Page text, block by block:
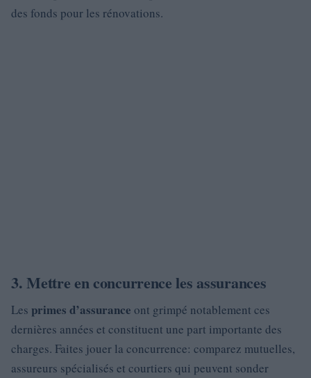
des fonds pour les rénovations.
3. Mettre en concurrence les assurances
Les primes d’assurance ont grimpé notablement ces
dernières années et constituent une part importante des
charges. Faites jouer la concurrence: comparez mutuelles,
assureurs spécialisés et courtiers qui peuvent sonder